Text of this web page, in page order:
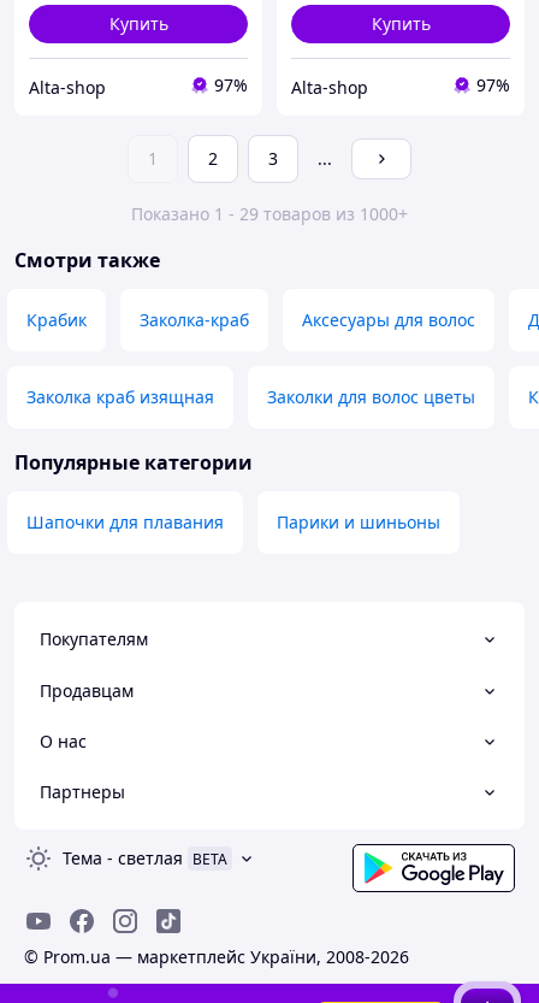
Купить
Alta-shop 97%
Купить
Alta-shop 97%
1 2 3 ...
Показано 1 - 29 товаров из 1000+
Смотри также
Крабик Заколка-краб Аксесуары для волос
Заколка краб изящная Заколки для волос цветы
Популярные категории
Шапочки для плавания Парики и шиньоны
Покупателям
Продавцам
О нас
Партнеры
Тема - светлая BETA
© Prom.ua — маркетплейс України, 2008-2026